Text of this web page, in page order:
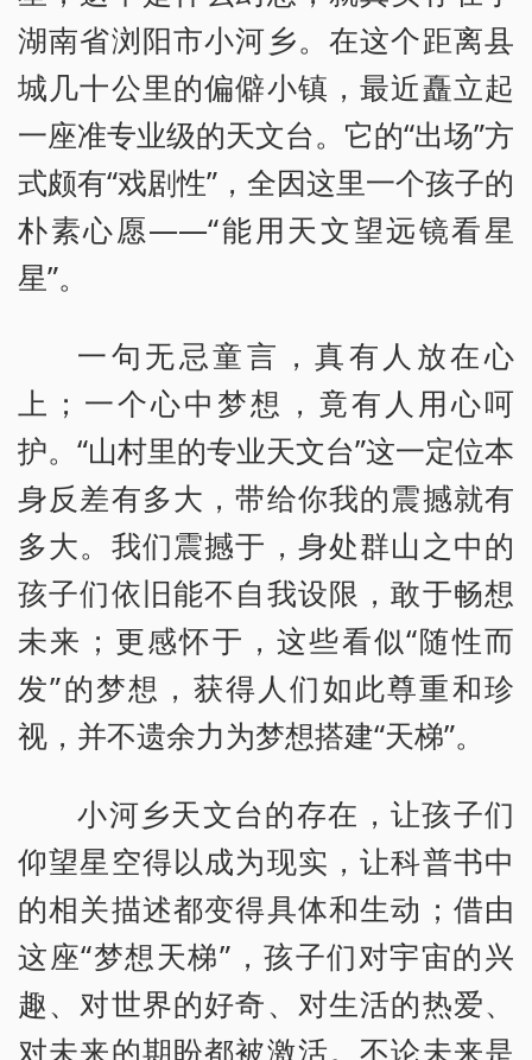
湖南省浏阳市小河乡。在这个距离县
城几十公里的偏僻小镇，最近矗立起
一座准专业级的天文台。它的“出场”方
式颇有“戏剧性”，全因这里一个孩子的
朴素心愿——“能用天文望远镜看星
星”。
一句无忌童言，真有人放在心
上；一个心中梦想，竟有人用心呵
护。“山村里的专业天文台”这一定位本
身反差有多大，带给你我的震撼就有
多大。我们震撼于，身处群山之中的
孩子们依旧能不自我设限，敢于畅想
未来；更感怀于，这些看似“随性而
发”的梦想，获得人们如此尊重和珍
视，并不遗余力为梦想搭建“天梯”。
小河乡天文台的存在，让孩子们
仰望星空得以成为现实，让科普书中
的相关描述都变得具体和生动；借由
这座“梦想天梯”，孩子们对宇宙的兴
趣、对世界的好奇、对生活的热爱、
对未来的期盼都被激活。不论未来是